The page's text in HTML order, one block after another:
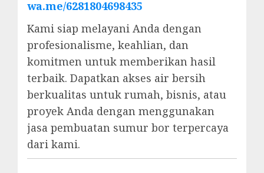
wa.me/6281804698435
Kami siap melayani Anda dengan
profesionalisme, keahlian, dan
komitmen untuk memberikan hasil
terbaik. Dapatkan akses air bersih
berkualitas untuk rumah, bisnis, atau
proyek Anda dengan menggunakan
jasa pembuatan sumur bor terpercaya
dari kami.